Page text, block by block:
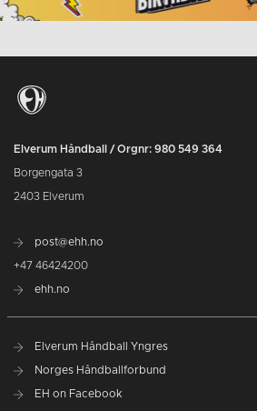
Elverum Håndball / Orgnr: 980 549 364
Borgengata 3
2403 Elverum
post@ehh.no
+47 46424200
ehh.no
Elverum Håndball Yngres
Norges Håndballforbund
EH on Facebook